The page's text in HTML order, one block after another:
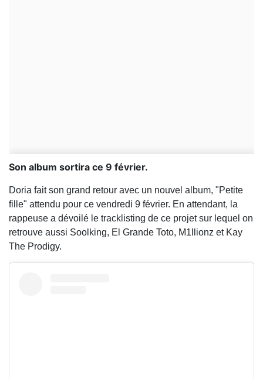
Son album sortira ce 9 février.
Doria fait son grand retour avec un nouvel album, "Petite
fille" attendu pour ce vendredi 9 février. En attendant, la
rappeuse a dévoilé le tracklisting de ce projet sur lequel on
retrouve aussi Soolking, El Grande Toto, M1llionz et Kay
The Prodigy.